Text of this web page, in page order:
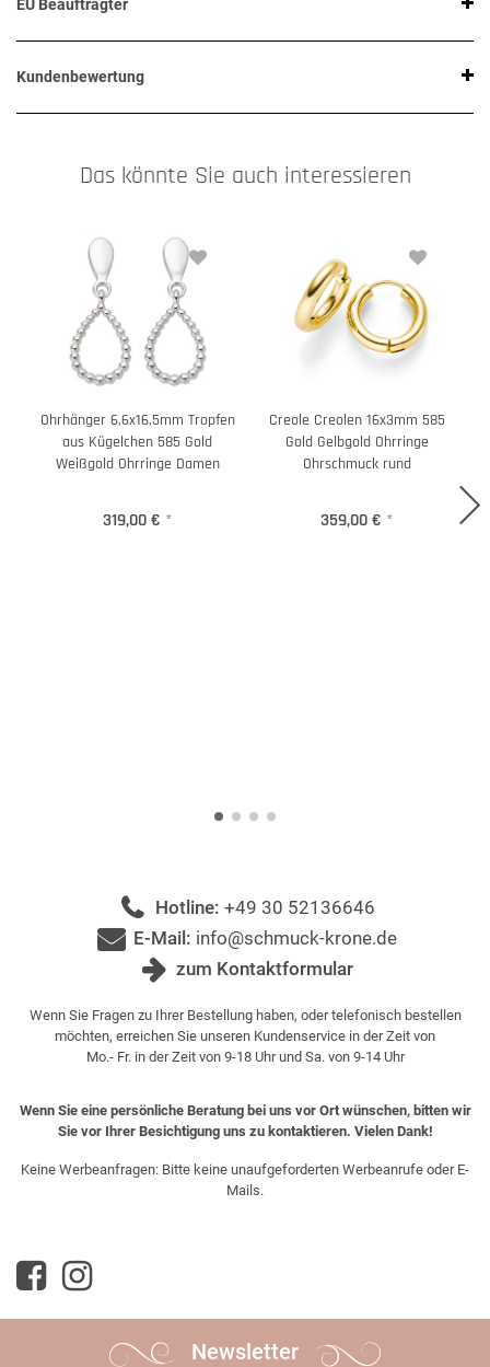
EU Beauftragter
Kundenbewertung
Das könnte Sie auch interessieren
Ohrhänger 6,6x16,5mm Tropfen
aus Kügelchen 585 Gold
Weißgold Ohrringe Damen
319,00 € *
Creole Creolen 16x3mm 585
Gold Gelbgold Ohrringe
Ohrschmuck rund
359,00 € *
Hotline: +49 30 52136646
E-Mail: info@schmuck-krone.de
zum Kontaktformular
Wenn Sie Fragen zu Ihrer Bestellung haben, oder telefonisch bestellen
möchten, erreichen Sie unseren Kundenservice in der Zeit von
Mo.- Fr. in der Zeit von 9-18 Uhr und Sa. von 9-14 Uhr
Wenn Sie eine persönliche Beratung bei uns vor Ort wünschen, bitten wir
Sie vor Ihrer Besichtigung uns zu kontaktieren. Vielen Dank!
Keine Werbeanfragen: Bitte keine unaufgeforderten Werbeanrufe oder E-
Mails.
Newsletter